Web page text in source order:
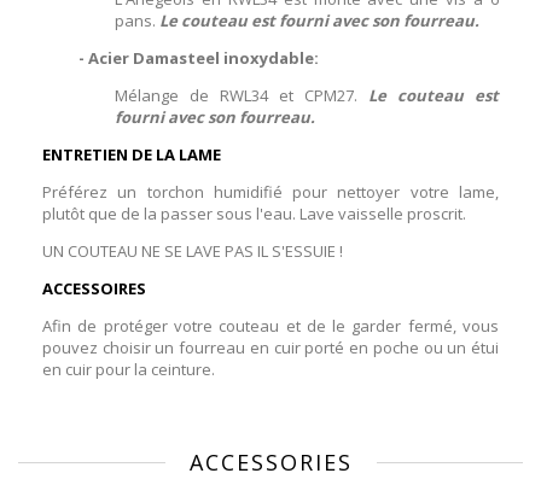
pans. Le couteau est fourni avec son fourreau.
- Acier Damasteel inoxydable:
Mélange de RWL34 et CPM27. Le couteau est
fourni avec son fourreau.
ENTRETIEN DE LA LAME
Préférez un torchon humidifié pour nettoyer votre lame,
plutôt que de la passer sous l'eau. Lave vaisselle proscrit.
UN COUTEAU NE SE LAVE PAS IL S'ESSUIE !
ACCESSOIRES
Afin de protéger votre couteau et de le garder fermé, vous
pouvez choisir un fourreau en cuir porté en poche ou un étui
en cuir pour la ceinture.
ACCESSORIES